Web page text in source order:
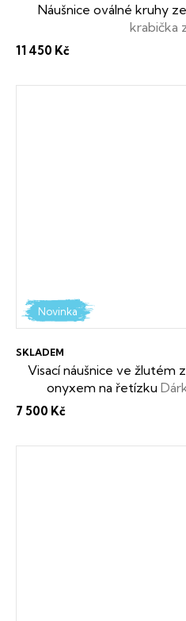
Náušnice oválné kruhy
krabička
11 450 Kč
Novinka
Visací náušnice ve žlutém
onyxem na řetízku
SKLADEM
7 500 Kč